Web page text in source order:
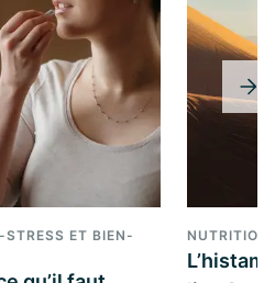
ET BIEN-